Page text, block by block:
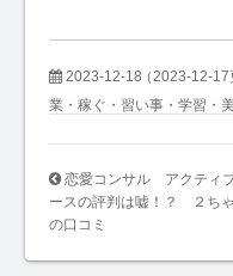
2023-12-18（2023-12-17
業・稼ぐ・習い事・学習・
恋愛コンサル アクティ
ースの評判は嘘！？ ２ち
の口コミ